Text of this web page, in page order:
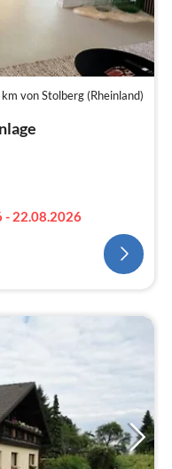
von Stolberg (Rheinland)
- 22.08.2026